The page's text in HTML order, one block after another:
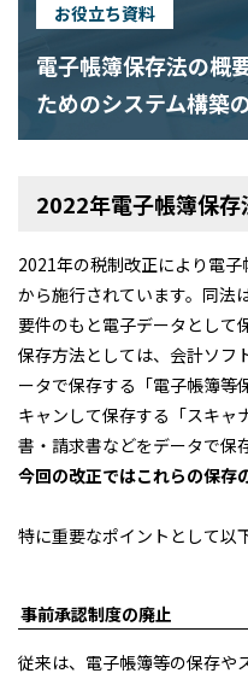
お役立ち資料
電子帳簿保存法の概
ためのシステム構築
2022年電子帳簿保
2021年の税制改正により電
から施行されています。同法
要件のもと電子データとして
保存方法としては、会計ソフ
ータで保存する「電子帳簿等
キャンして保存する「スキャ
書・請求書などをデータで保
今回の改正ではこれらの保存
特に重要なポイントとして以
事前承認制度の廃止
従来は、電子帳簿等の保存や